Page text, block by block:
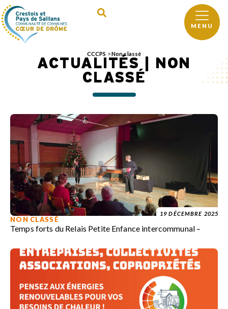
MENU
CCCPS >Non classé
ACTUALITÉS | NON
CLASSÉ
19 DÉCEMBRE 2025
NON CLASSÉ
Temps forts du Relais Petite Enfance intercommunal –